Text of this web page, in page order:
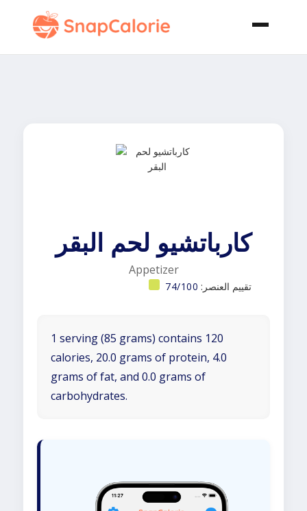
كارباتشيو لحم البقر
Appetizer
تقييم العنصر: 74/100
1 serving (85 grams) contains 120
calories, 20.0 grams of protein, 4.0
grams of fat, and 0.0 grams of
carbohydrates.